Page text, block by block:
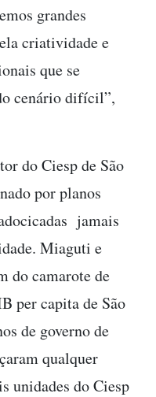
grandes
criatividade e
que se
cenário difícil”,
do Ciesp de São
por planos
jamais
Miaguti e
do camarote de
per capita de São
de governo de
qualquer
unidades do Ciesp